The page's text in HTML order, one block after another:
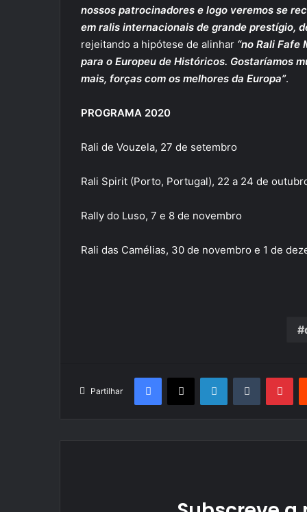
nossos patrocinadores e logo veremos se
em ralis internacionais de grande prestígio,
rejeitando a hipótese de alinhar “no Rali Fafe
para o Europeu de Históricos. Gostaríamos
mais, forças com os melhores da Europa”.
PROGRAMA 2020
Rali de Vouzela, 27 de setembro
Rali Spirit (Porto, Portugal), 22 a 24 de
Rally do Luso, 7 e 8 de novembro
Rali das Camélias, 30 de novembro e 1 de
Partilhar
Facebook
X LinkedInTumblr